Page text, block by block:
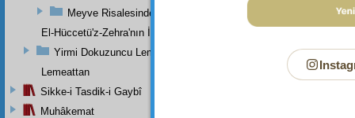
Bu
Meyve Risalesinden
El-Hüccetü'z-Zehra'nın İkinci Makamı
Yirmi Dokuzuncu Lem'a İkinci Bab
Lemeattan
Sikke-i Tasdik-i Gaybî
Muhâkemat